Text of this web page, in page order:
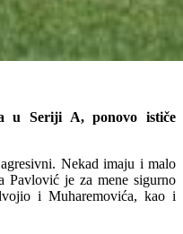
u Seriji A, ponovo ističe
Nekad imaju i malo
Pavlović je za mene sigurno
i Muharemovića, kao i